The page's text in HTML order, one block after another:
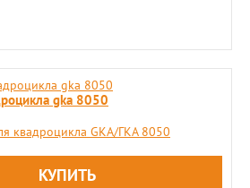
gka 8050
квадроцикла GKA/ГКА 8050